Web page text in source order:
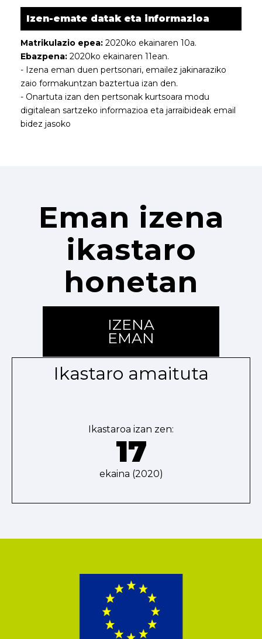
Izen-emate datak eta informazioa
Matrikulazio epea: 2020ko ekainaren 10a.
Ebazpena: 2020ko ekainaren 11ean.
- Izena eman duen pertsonari, emailez jakinaraziko
zaio formakuntzan baztertua izan den.
- Onartuta izan den pertsonak kurtsoara modu
digitalean sartzeko informazioa eta jarraibideak email
bidez jasoko
Eman izena
ikastaro
honetan
IZENA
EMAN
Ikastaro amaituta
Ikastaroa izan zen:
17
ekaina (2020)